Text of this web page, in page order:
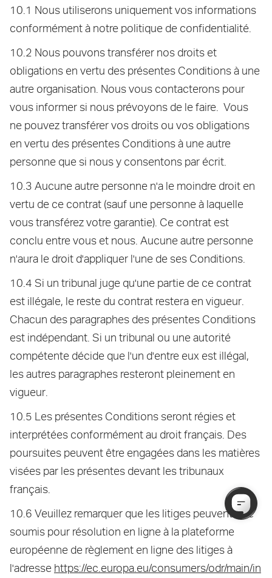
10.1 Nous utiliserons uniquement vos informations
conformément à notre politique de confidentialité.
10.2 Nous pouvons transférer nos droits et
obligations en vertu des présentes Conditions à une
autre organisation. Nous vous contacterons pour
vous informer si nous prévoyons de le faire. Vous
ne pouvez transférer vos droits ou vos obligations
en vertu des présentes Conditions à une autre
personne que si nous y consentons par écrit.
10.3 Aucune autre personne n'a le moindre droit en
vertu de ce contrat (sauf une personne à laquelle
vous transférez votre garantie). Ce contrat est
conclu entre vous et nous. Aucune autre personne
n'aura le droit d'appliquer l'une de ses Conditions.
10.4 Si un tribunal juge qu'une partie de ce contrat
est illégale, le reste du contrat restera en vigueur.
Chacun des paragraphes des présentes Conditions
est indépendant. Si un tribunal ou une autorité
compétente décide que l'un d'entre eux est illégal,
les autres paragraphes resteront pleinement en
vigueur.
10.5 Les présentes Conditions seront régies et
interprétées conformément au droit français. Des
poursuites peuvent être engagées dans les matières
visées par les présentes devant les tribunaux
français.
10.6 Veuillez remarquer que les litiges peuvent être
soumis pour résolution en ligne à la plateforme
européenne de règlement en ligne des litiges à
l'adresse https://ec.europa.eu/consumers/odr/main/in